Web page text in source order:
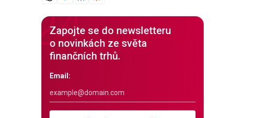
Zapojte se do newsletteru
o novinkách ze světa
finančních trhů.
Email: